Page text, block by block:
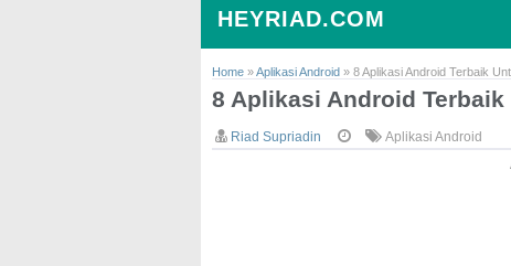
HEYRIAD.COM
Home »Aplikasi Android » 8 Aplikasi Android Terbaik
8 Aplikasi Android
Riad Supriadin Aplikasi Android